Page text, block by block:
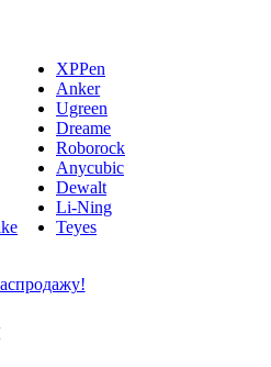
XPPen
Anker
Ugreen
Dreame
Roborock
Anycubic
Dewalt
Li-Ning
Teyes